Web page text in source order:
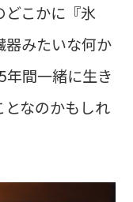
どこかに『氷
器みたいな何か
年間一緒に生き
なのかもしれ